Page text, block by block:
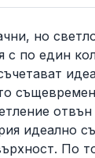
но
с по един
идеално
По